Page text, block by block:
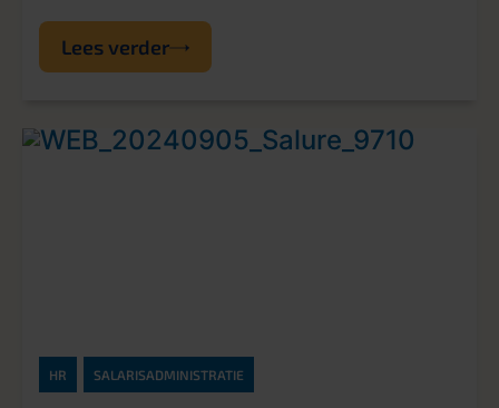
Lees verder
HR SALARISADMINISTRATIE